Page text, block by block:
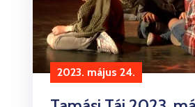
2023. május 24.